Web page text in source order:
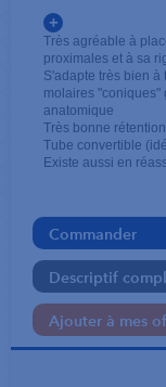
+
Très agréable à
proximales et à sa
S'adapte très bien à
molaires "coniques"
anatomique
Très bonne
Tube convertible
Existe aussi en
Commander
Descriptif
Ajouter à mes